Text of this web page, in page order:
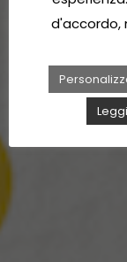
d'accordo,